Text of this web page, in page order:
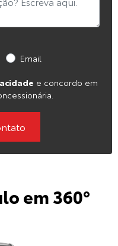
Email
e concordo em
em 360°